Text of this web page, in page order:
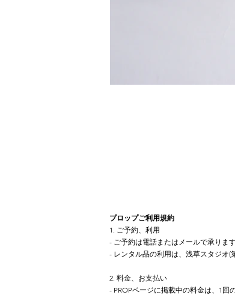
プロップご利用規約
1. ご予約、利用
- ご予約は電話またはメールで承ります
- レンタル品の利用は、浅草スタジオ(
2. 料金、お支払い
- PROPページに掲載中の料金は、1回